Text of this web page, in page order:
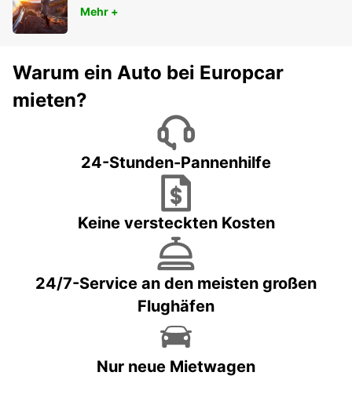
Mehr +
Warum ein Auto bei Europcar
mieten?
24-Stunden-Pannenhilfe
Keine versteckten Kosten
24/7-Service an den meisten großen
Flughäfen
Nur neue Mietwagen